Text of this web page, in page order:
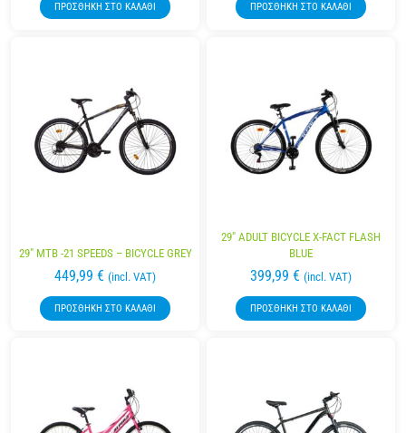
ΠΡΟΣΘΉΚΗ ΣΤΟ ΚΑΛΆΘΙ ΠΡΟΣΘΉΚΗ ΣΤΟ ΚΑΛΆΘΙ
29″ MTB -21 SPEEDS – BICYCLE GREY
449,99 € (incl. VAT)
ΠΡΟΣΘΉΚΗ ΣΤΟ ΚΑΛΆΘΙ
29″ ADULT BICYCLE X-FACT FLASH
BLUE
399,99 € (incl. VAT)
ΠΡΟΣΘΉΚΗ ΣΤΟ ΚΑΛΆΘΙ